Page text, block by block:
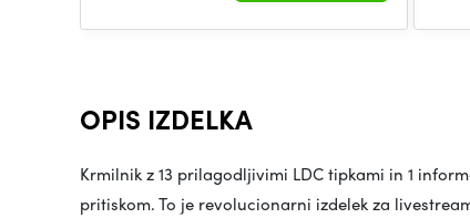
OPIS IZDELKA
Krmilnik z 13 prilagodljivimi LDC tipkami in 1
pritiskom. To je revolucionarni izdelek za